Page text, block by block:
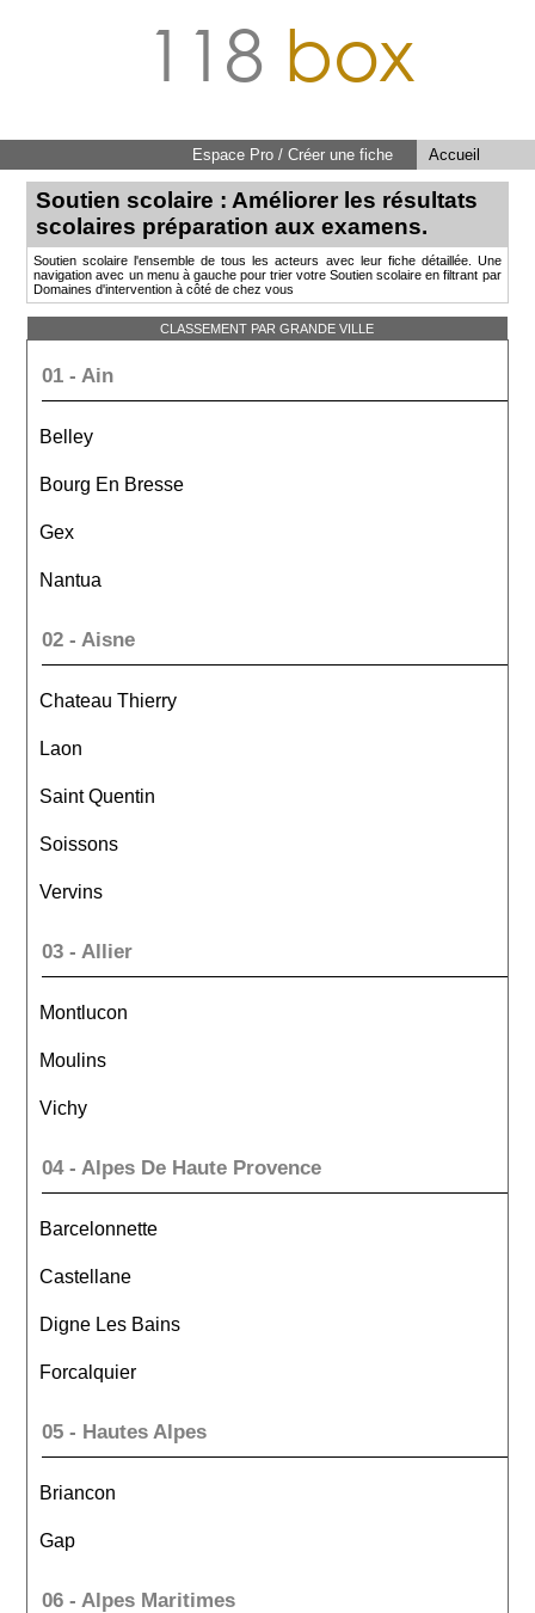
118 box
Accueil
Espace Pro / Créer une fiche
Soutien scolaire : Améliorer les résultats
scolaires préparation aux examens.
Soutien scolaire l'ensemble de tous les acteurs avec leur fiche détaillée. Une
navigation avec un menu à gauche pour trier votre Soutien scolaire en filtrant par
Domaines d'intervention à côté de chez vous
CLASSEMENT PAR GRANDE VILLE
01 - Ain
Belley
Bourg En Bresse
Gex
Nantua
02 - Aisne
Chateau Thierry
Laon
Saint Quentin
Soissons
Vervins
03 - Allier
Montlucon
Moulins
Vichy
04 - Alpes De Haute Provence
Barcelonnette
Castellane
Digne Les Bains
Forcalquier
05 - Hautes Alpes
Briancon
Gap
06 - Alpes Maritimes